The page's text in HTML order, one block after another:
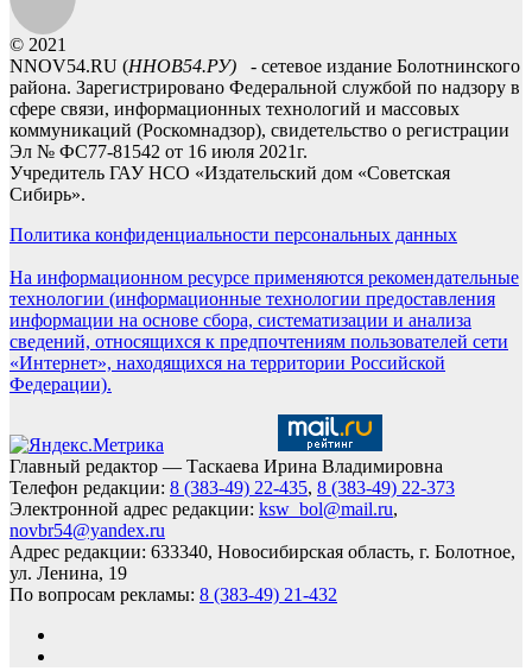
© 2021
NNOV54.RU (ННОВ54.РУ) - сетевое издание Болотнинского
района. Зарегистрировано Федеральной службой по надзору в
сфере связи, информационных технологий и массовых
коммуникаций (Роскомнадзор), свидетельство о регистрации
Эл № ФС77-81542 от 16 июля 2021г.
Учредитель ГАУ НСО «Издательский дом «Советская
Сибирь».
Политика конфиденциальности персональных данных
На информационном ресурсе применяются рекомендательные
технологии (информационные технологии предоставления
информации на основе сбора, систематизации и анализа
сведений, относящихся к предпочтениям пользователей сети
«Интернет», находящихся на территории Российской
Федерации).
Главный редактор — Таскаева Ирина Владимировна
Телефон редакции: 8 (383-49) 22-435, 8 (383-49) 22-373
Электронной адрес редакции: ksw_bol@mail.ru,
novbr54@yandex.ru
Адрес редакции: 633340, Новосибирская область, г. Болотное,
ул. Ленина, 19
По вопросам рекламы: 8 (383-49) 21-432